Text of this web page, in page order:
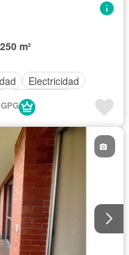
250 m²
Electricidad
Gas natural